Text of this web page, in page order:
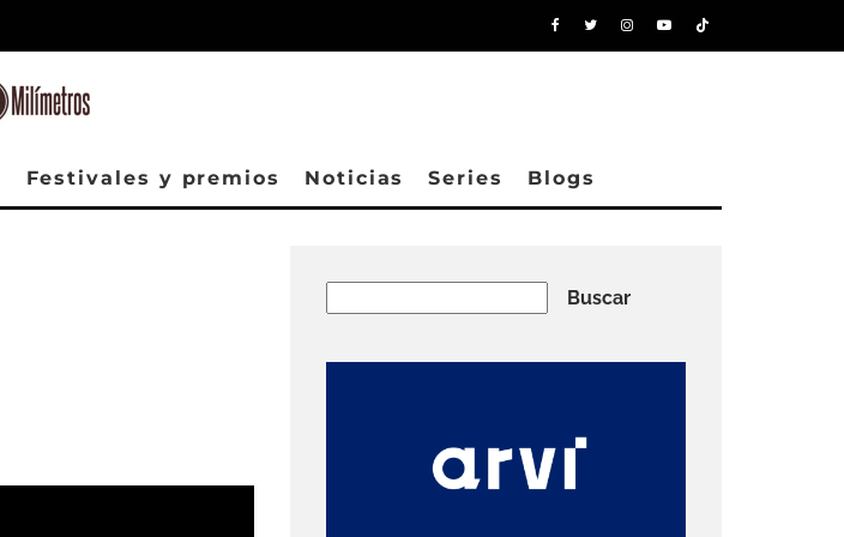
Festivales y premios Noticias Series Blogs
Buscar